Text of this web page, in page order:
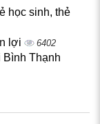
học sinh, thẻ
lợi 6402
Bình Thạnh